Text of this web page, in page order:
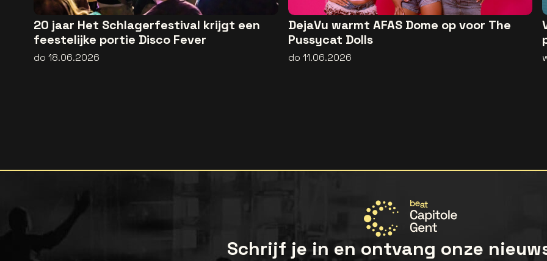
20 jaar Het Schlagerfestival krijgt een
feestelijke portie Disco Fever
do 18.06.2026
DejaVu warmt AFAS Dome op voor The
Pussycat Dolls
do 11.06.2026
Schrijf je in en ontvang onze